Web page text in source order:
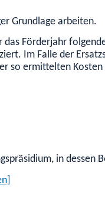
Grundlage arbeiten.
das Förderjahr
. Im Falle der
so ermittelten Kosten
in dessen